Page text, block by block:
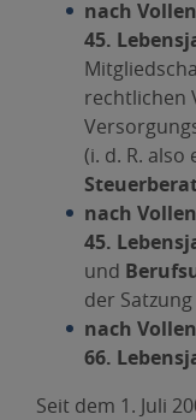
nach
45.
rechtlichen
(i. d. R. also
nach
45.
und
der
nach
66.
Seit dem 1. Juli